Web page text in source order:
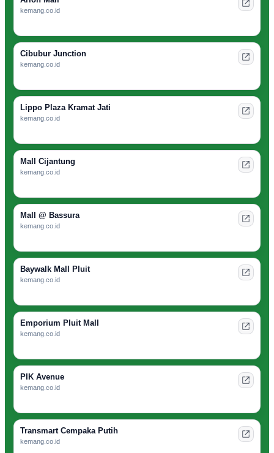
kemang.co.id
Cibubur Junction
kemang.co.id
Lippo Plaza Kramat Jati
kemang.co.id
Mall Cijantung
kemang.co.id
Mall @ Bassura
kemang.co.id
Baywalk Mall Pluit
kemang.co.id
Emporium Pluit Mall
kemang.co.id
PIK Avenue
kemang.co.id
Transmart Cempaka Putih
kemang.co.id